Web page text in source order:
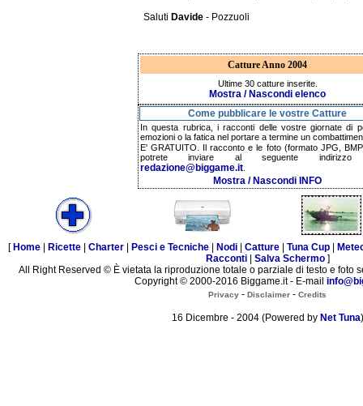
Saluti Davide - Pozzuoli
Catture Anno 2004
Ultime 30 catture inserite.
Mostra / Nascondi elenco
Come pubblicare le vostre Catture
In questa rubrica, i racconti delle vostre giornate di
emozioni o la fatica nel portare a termine un
E' GRATUITO. Il racconto e le foto (formato JPG,
potrete inviare al seguente indirizzo
redazione@biggame.it
Mostra / Nascondi INFO
[ Home Ricette Charter Pesci e Tecniche Nodi Catture Tuna Cup
Racconti| Salva Schermo]
All Right Reserved © È vietata la riproduzione totale o parziale di testo e foto
Copyright © 2000-2016 Biggame.it - E-mail
Privacy - Disclaimer - Credits
16 Dicembre - 2004 (Powered by Net Tuna)